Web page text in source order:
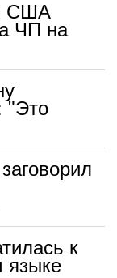
США
ЧП на
"Это
к
языке